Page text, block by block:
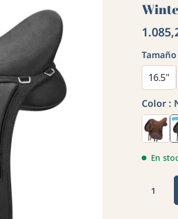
Tamaño
16.5"
Color :
En